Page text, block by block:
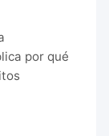
por qué